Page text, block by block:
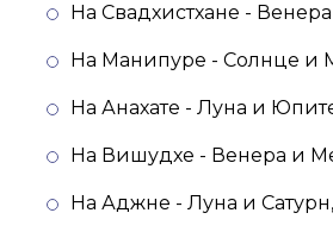
На Свадхистхане -
На Манипуре - Солнце и
На Анахате - Луна и
На Вишудхе - Венера и
На Аджне - Луна и Сатурн,